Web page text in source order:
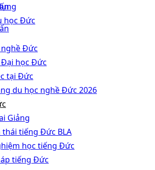
học Đức
Đức
học Đức
tại Đức
du học nghề Đức 2026
Giảng
thái tiếng Đức BLA
học tiếng Đức
tiếng Đức